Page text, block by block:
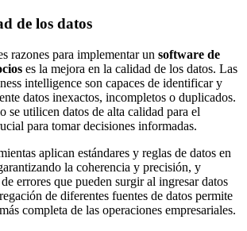
de los datos
razones para implementar un software de
es la mejora en la calidad de los datos. Las
intelligence son capaces de identificar y
datos inexactos, incompletos o duplicados.
se utilicen datos de alta calidad para el
para tomar decisiones informadas.
aplican estándares y reglas de datos en
la coherencia y precisión, y
errores que pueden surgir al ingresar datos
de diferentes fuentes de datos permite
completa de las operaciones empresariales.